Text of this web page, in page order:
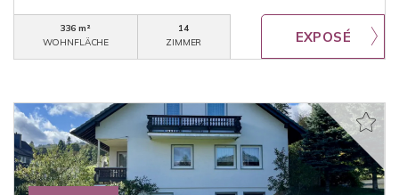
336 m²
WOHNFLÄCHE
14
ZIMMER